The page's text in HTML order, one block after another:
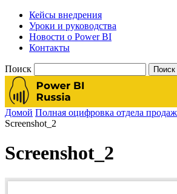
Кейсы внедрения
Уроки и руководства
Новости о Power BI
Контакты
Поиск
Домой Полная оцифровка отдела
Screenshot_2
Screenshot_2